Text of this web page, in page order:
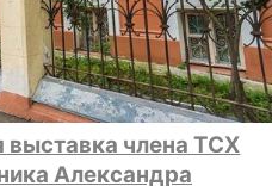
выставка члена ТСХ
Александра